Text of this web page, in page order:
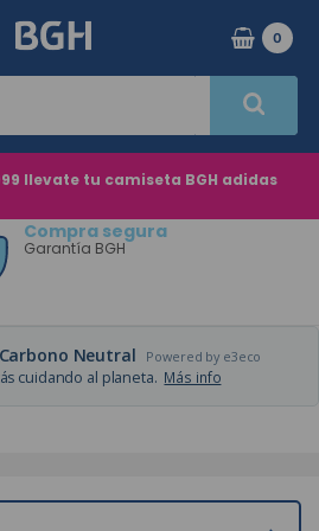
0
llevate tu camiseta BGH adidas
Compra segura
Garantía BGH
Neutral Powered by e3eco
cuidando al planeta. Más info